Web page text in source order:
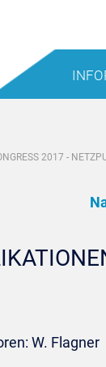
2017 -
W. Flagner